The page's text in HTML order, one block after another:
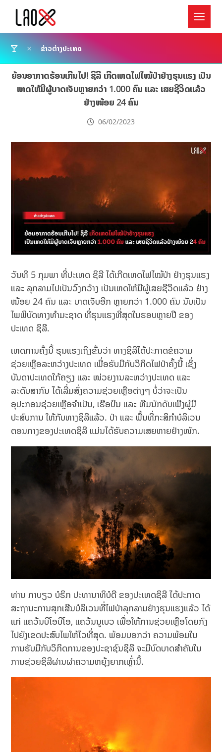
ຂ່າວຕ່າງປະເທດ
ຍ້ອນອາກາດຮ້ອນເກີນໄປ! ຊິລີ ເກີດເຫດໄຟໄໝ້ປ່າຢ່າງຮຸນແຮງ ເປັນ
ເຫດໃຫ້ມີຜູ້ບາດເຈັບຫຼາຍກວ່າ 1.000 ຄົນ ແລະ ເສຍຊີວິດແລ້ວ
ຢ່າງໜ້ອຍ 24 ຄົນ
06/02/2023
ວັນທີ 5 ກຸມພາ ທີ່ປະເທດ ຊິລີ ໄດ້ເກີດເຫດໄຟໄໝ້ປ່າ ຢ່າງຮຸນແຮງ
ແລະ ລຸກລາມໄປເປັນວົງກວ້າງ ເປັນເຫດໃຫ້ມີຜູ້ເສຍຊີວິດແລ້ວ ຢ່າງ
ໜ້ອຍ 24 ຄົນ ແລະ ບາດເຈັບອີກ ຫຼາຍກວ່າ 1.000 ຄົນ ນັບເປັນ
ໄພພິບັດທາງທໍາມະຊາດ ທີ່ຮຸນແຮງທີ່ສຸດໃນຮອບຫຼາຍປີ ຂອງ
ປະເທດ ຊິລີ.
ເຫດການຄັ້ງນີ້ ຮຸນແຮງເຖິງຂັ້ນວ່າ ທາງຊິລີໄດ້ປະກາດຂໍຄວາມ
ຊ່ວຍເຫຼືອລະຫວ່າງປະເທດ ເພື່ອຮັບມືກັບວິກິດໄຟປ່າຄັ້ງນີ້ ເຊິ່ງ
ບັນດາປະເທດໃກ້ຄຽງ ແລະ ໜ່ວຍງານລະຫວ່າງປະເທດ ແລະ
ລະດັບສາກົນ ໄດ້ເລີ່ມສົ່ງຄວາມຊ່ວຍເຫຼືອຕ່າງໆ ບໍ່ວ່າຈະເປັນ
ອຸປະກອນຊ່ວຍເຫຼືອຈຳເປັນ, ເຮືອບິນ ແລະ ທີມນັກດັບເພີງຜູ້ມີ
ປະສົບການ ໃຫ້ກັບທາງຊິລີແລ້ວ. ປ່າ ແລະ ພື້ນທີ່ກະສິກຳບໍລິເວນ
ຕອນກາງຂອງປະເທດຊິລີ ແມ່ນໄດ້ຮັບຄວາມເສຍຫາຍຢ່າງໜັກ.
ທ່ານ ກາບຽວ ບໍຣິກ ປະທານາທິບໍດີ ຂອງປະເທດຊິລີ ໄດ້ປະກາດ
ສະຖານະການສຸກເສີນບໍລິເວນທີ່ໄຟປ່າລຸກລາມຢ່າງຮຸນແຮງແລ້ວ ໄດ້
ແກ່ ແຄວ້ນບິໂອບີໂອ, ແຄວ້ນນູເບວ ເພື່ອ​ໃຫ້ການ​ຊ່ວຍ​ເຫຼືອ​ໂດຍ​ກົງ​
ໄປ​ຍັງ​ເຂດ​ປະສົບ​ໄພ​ໃຫ້​ໄວ​ທີ່ສຸດ. ພ້ອມບອກວ່າ ​ຄວາມ​ພ້ອມໃນ
ການຮັບມືກັບ​ວິ​ກິດ​ການ​ຂອງ​ປະ​ຊາ​ຊົນ​ຊິລີ​ ຈະ​ມີ​ບົດ​ບາດ​ສຳ​ຄັນ​ໃນ​
ການ​ຊ່ວຍ​ຊິ​ລີ​ຜ່ານ​ຜ່າ​ຄວາມ​ຫຍຸ້ງ​ຍາກ​ເຫຼົ່າ​ນີ້.